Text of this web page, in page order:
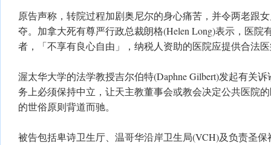
原告声称，转院过程加剧奥尼尔的身心痛苦，并令两老跟
夺。加拿大死有尊严行政总裁朗格(Helen Long)表示，医院
者，「不享有良心自由」，纳税人资助的医院应提供合法
渥太华大学的法学教授吉尔伯特(Daphne Gilbert)发起有关
务上必须保持中立，让天主教董事会或教会决定公共医院
的世俗原则背道而驰。
被告包括卑诗卫生厅、温哥华沿岸卫生局(VCH)及负责圣